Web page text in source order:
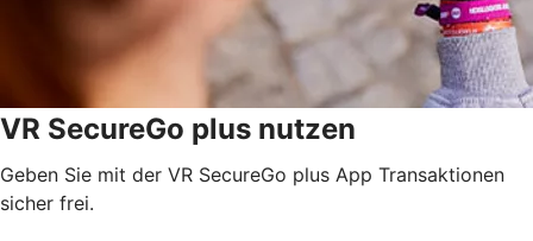
VR SecureGo plus nutzen
Geben Sie mit der VR SecureGo plus App Transaktionen
sicher frei.